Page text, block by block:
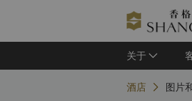
关于
酒店 图片